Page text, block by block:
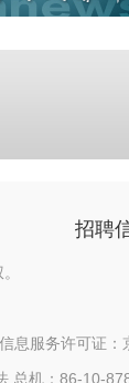
招聘
息服务许可证
总机：86-10-